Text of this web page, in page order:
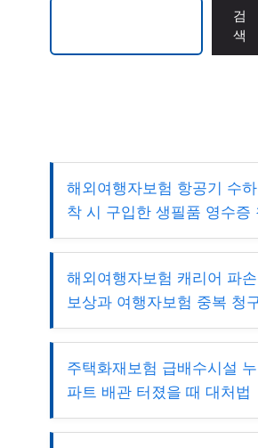
검
색
해외여행자보험 항공기 수
착 시 구입한 생필품 영수증
해외여행자보험 캐리어 파
보상과 여행자보험 중복 청
주택화재보험 급배수시설
파트 배관 터졌을 때 대처법